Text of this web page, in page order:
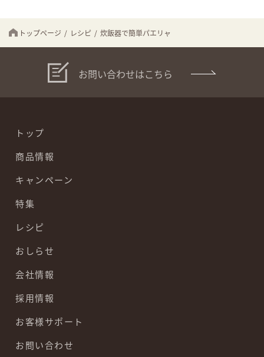
トップページ / レシピ / 炊飯器で簡単パエリャ
お問い合わせはこちら
トップ
商品情報
キャンペーン
特集
レシピ
おしらせ
会社情報
採用情報
お客様サポート
お問い合わせ